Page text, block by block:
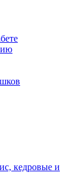
кедровые и